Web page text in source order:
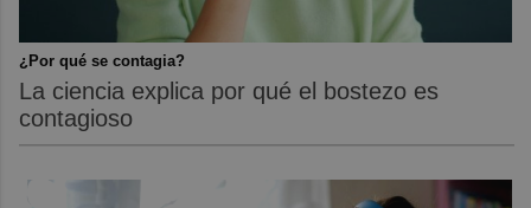
¿Por qué se contagia?
La ciencia explica por qué el bostezo es
contagioso